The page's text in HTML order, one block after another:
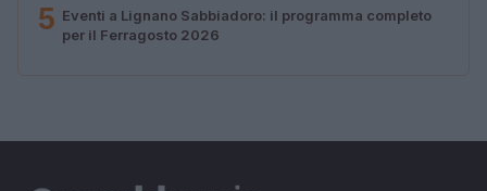
5 Eventi a Lignano Sabbiadoro: il programma completo
per il Ferragosto 2026